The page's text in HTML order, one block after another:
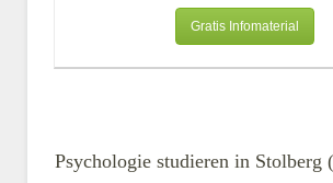
Gratis Infomaterial
Psychologie studieren in Stolberg